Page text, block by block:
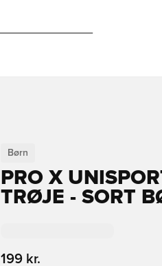
Børn
PRO X
TRØJE - SORT
199 kr.